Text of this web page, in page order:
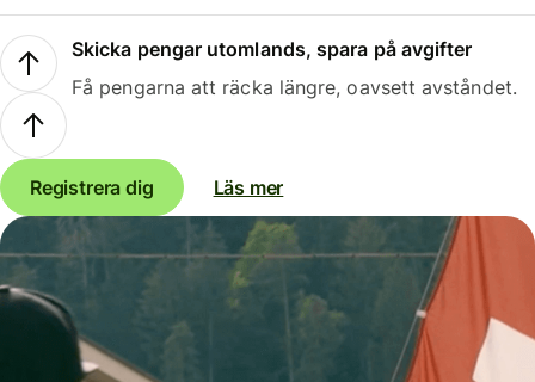
Skicka pengar utomlands, spara på avgifter
Få pengarna att räcka längre, oavsett avståndet.
Registrera dig Läs mer